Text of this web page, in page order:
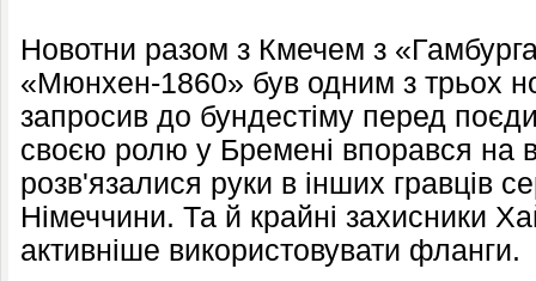
Новотни разом з Кмечем з
«Мюнхен-1860» був одним з трьох
запросив до бундестіму перед
своєю ролю у Бремені впорався на
розв'язалися руки в інших гравців
Німеччини. Та й крайні захисники
активніше використовувати фланги.